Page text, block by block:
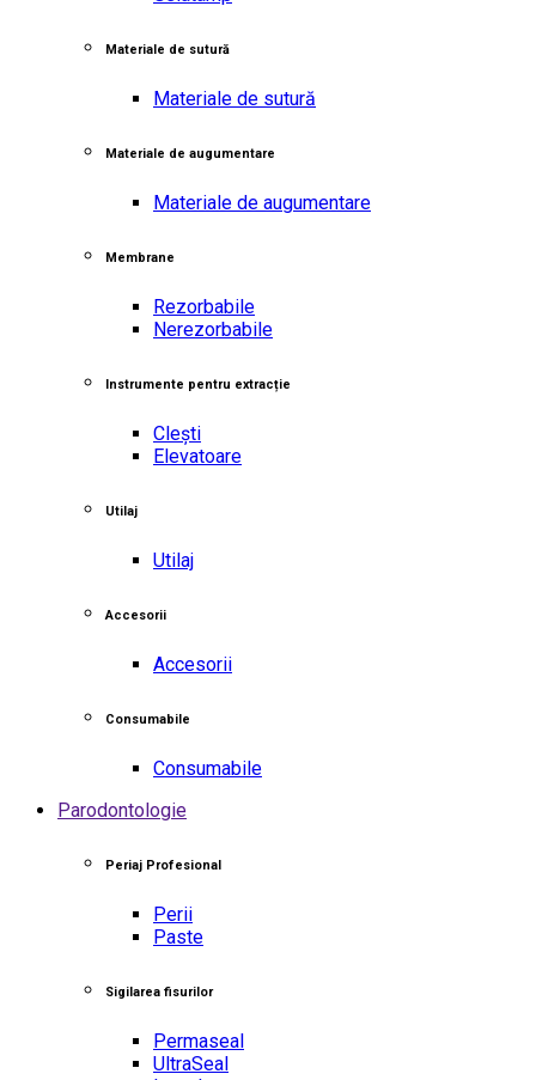
Materiale de sutură
Materiale de sutură
Materiale de augumentare
Materiale de augumentare
Membrane
Rezorbabile
Nerezorbabile
Instrumente pentru extracție
Clești
Elevatoare
Utilaj
Utilaj
Accesorii
Accesorii
Consumabile
Consumabile
Parodontologie
Periaj Profesional
Perii
Paste
Sigilarea fisurilor
Permaseal
UltraSeal